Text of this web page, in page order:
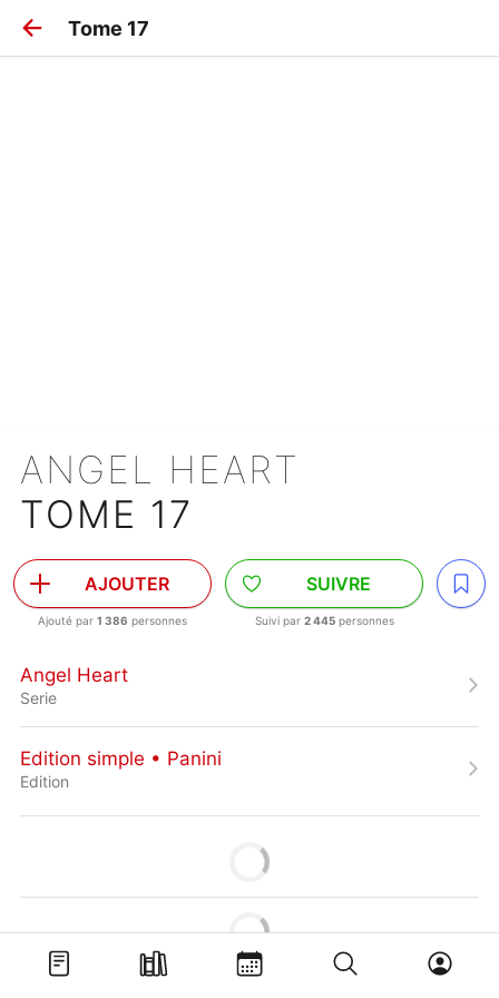
Tome 17
ANGEL HEART
TOME 17
AJOUTER
Ajouté par 1 386 personnes
SUIVRE
Suivi par 2 445personnes
Angel Heart
Serie
Edition simple • Panini
Edition